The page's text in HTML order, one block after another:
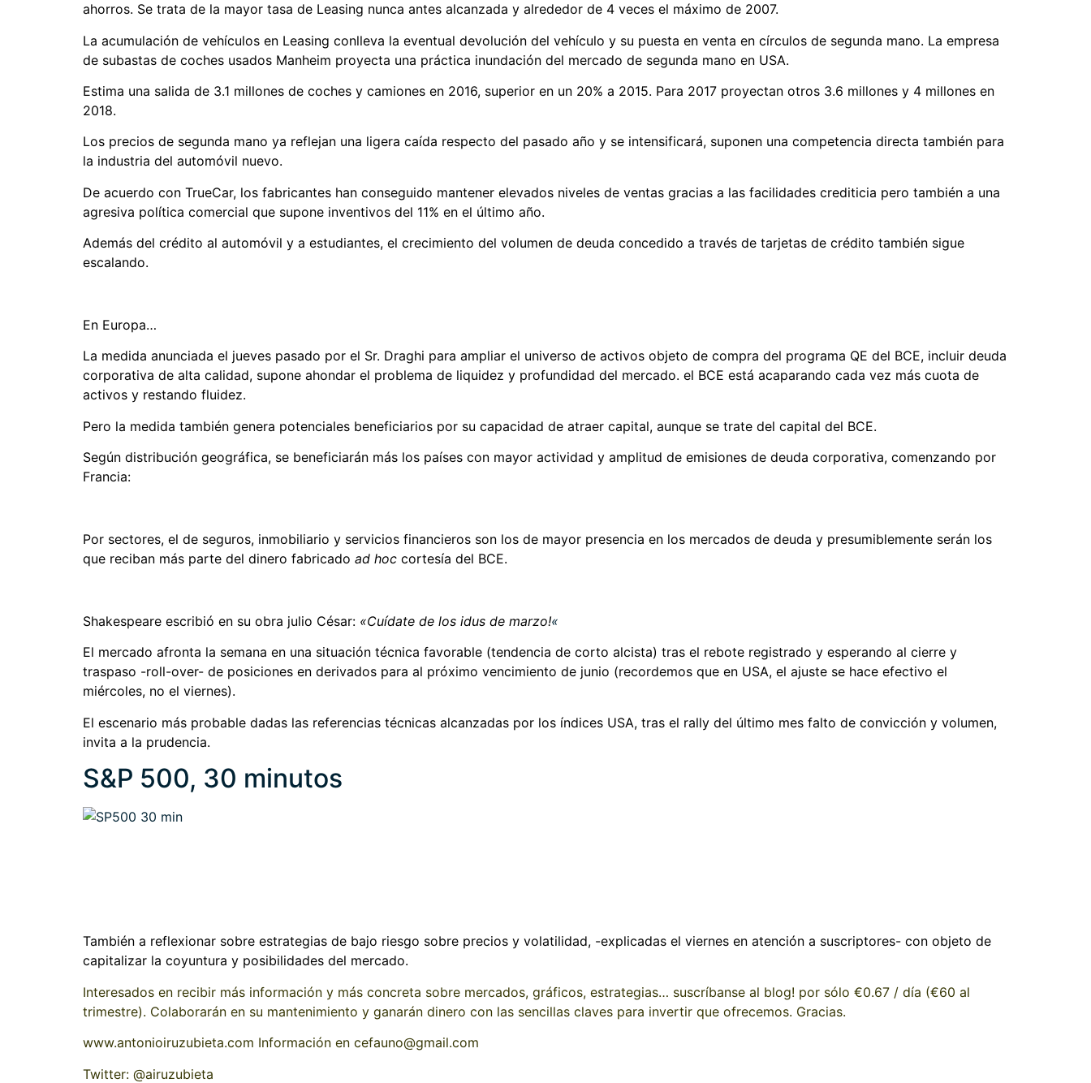
ahorros. Se trata de la mayor tasa de Leasing nunca antes alcanzada y alrededor de 4 veces el máximo de 2007.
La acumulación de vehículos en Leasing conlleva la eventual devolución del vehículo y su puesta en venta en círculos de segunda mano. La empresa
de subastas de coches usados Manheim proyecta una práctica inundación del mercado de segunda mano en USA.
Estima una salida de 3.1 millones de coches y camiones en 2016, superior en un 20% a 2015. Para 2017 proyectan otros 3.6 millones y 4 millones en
2018.
Los precios de segunda mano ya reflejan una ligera caída respecto del pasado año y se intensificará, suponen una competencia directa también para
la industria del automóvil nuevo.
De acuerdo con TrueCar, los fabricantes han conseguido mantener elevados niveles de ventas gracias a las facilidades crediticia pero también a una
agresiva política comercial que supone inventivos del 11% en el último año.
Además del crédito al automóvil y a estudiantes, el crecimiento del volumen de deuda concedido a través de tarjetas de crédito también sigue
escalando.
En Europa…
La medida anunciada el jueves pasado por el Sr. Draghi para ampliar el universo de activos objeto de compra del programa QE del BCE, incluir deuda
corporativa de alta calidad, supone ahondar el problema de liquidez y profundidad del mercado. el BCE está acaparando cada vez más cuota de
activos y restando fluidez.
Pero la medida también genera potenciales beneficiarios por su capacidad de atraer capital, aunque se trate del capital del BCE.
Según distribución geográfica, se beneficiarán más los países con mayor actividad y amplitud de emisiones de deuda corporativa, comenzando por
Francia:
Por sectores, el de seguros, inmobiliario y servicios financieros son los de mayor presencia en los mercados de deuda y presumiblemente serán los
que reciban más parte del dinero fabricado ad hoc cortesía del BCE.
Shakespeare escribió en su obra julio César: «Cuídate de los idus de marzo!«
El mercado afronta la semana en una situación técnica favorable (tendencia de corto alcista) tras el rebote registrado y esperando al cierre y
traspaso -roll-over- de posiciones en derivados para al próximo vencimiento de junio (recordemos que en USA, el ajuste se hace efectivo el
miércoles, no el viernes).
El escenario más probable dadas las referencias técnicas alcanzadas por los índices USA, tras el rally del último mes falto de convicción y volumen,
invita a la prudencia.
S&P 500, 30 minutos
También a reflexionar sobre estrategias de bajo riesgo sobre precios y volatilidad, -explicadas el viernes en atención a suscriptores- con objeto de
capitalizar la coyuntura y posibilidades del mercado.
Interesados en recibir más información y más concreta sobre mercados, gráficos, estrategias… suscríbanse al blog! por sólo €0.67 / día (€60 al
trimestre). Colaborarán en su mantenimiento y ganarán dinero con las sencillas claves para invertir que ofrecemos. Gracias.
www.antonioiruzubieta.com Información en cefauno@gmail.com
Twitter: @airuzubieta